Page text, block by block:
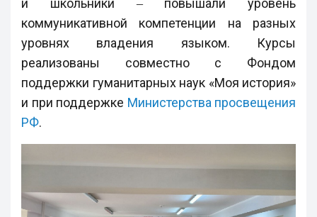
и школьники ‒ повышали уровень
коммуникативной компетенции на разных
уровнях владения языком. Курсы
реализованы совместно с Фондом
поддержки гуманитарных наук «Моя история»
и при поддержке Министерства просвещения
РФ.